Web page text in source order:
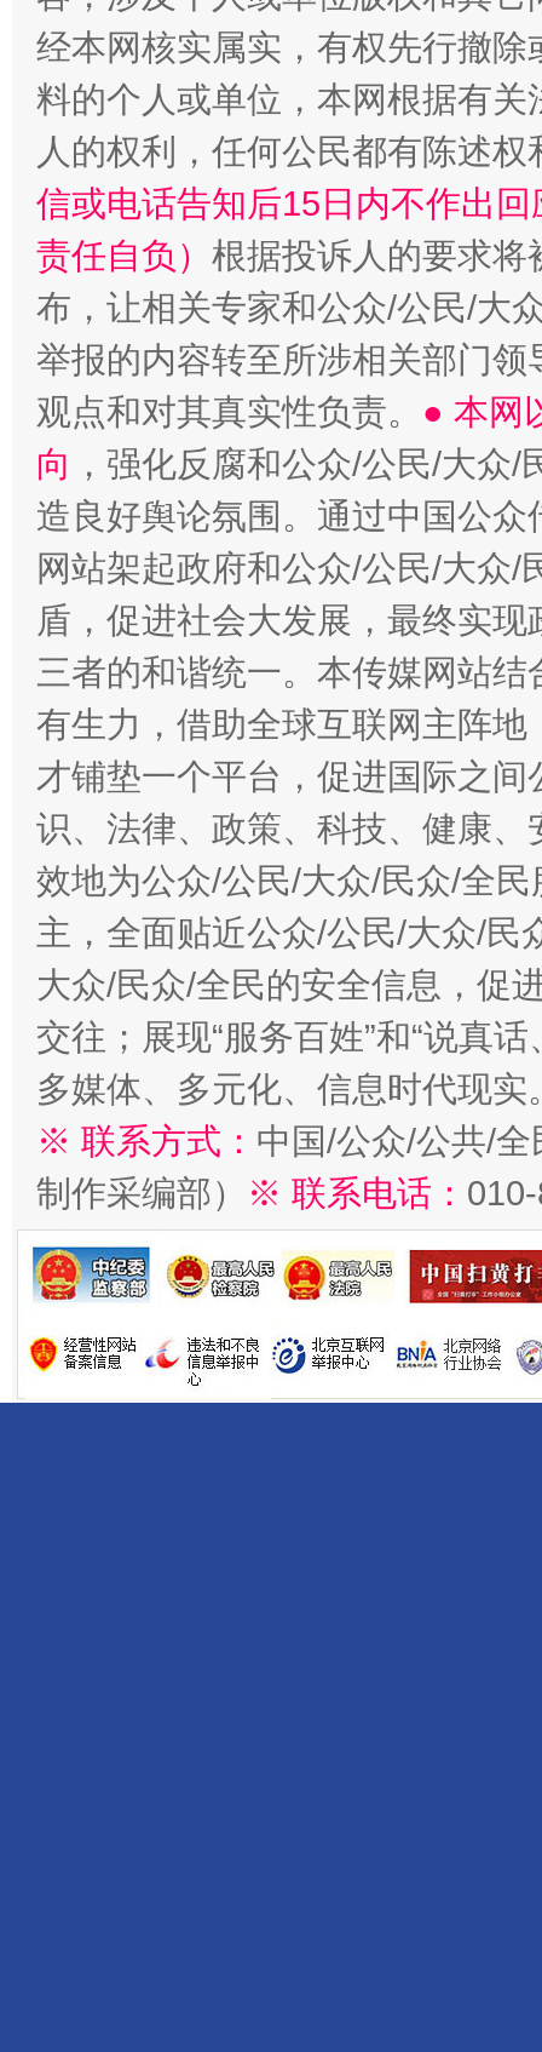
“蜀中异人”王建安的艺术幻境
经本网核实属实，有权先行撤
料的个人或单位，本网根据有
人的权利，任何公民都有陈述
信或电话告知后15日内不作出
责任自负） 根据投诉人的要求将
布，让相关专家和公众/公民/大
举报的内容转至所涉相关部门
观点和对其真实性负责。 ● 本网
向 ，强化反腐和公众/公民/大众
造良好舆论氛围。通过中国公
网站架起政府和公众/公民/大众
盾，促进社会大发展，最终实
三者的和谐统一。本传媒网站
有生力，借助全球互联网主阵
才铺垫一个平台，促进国际之
识、法律、政策、科技、健康
效地为公众/公民/大众/民众/全
主，全面贴近公众/公民/大众/民
大众/民众/全民的安全信息，促
交往；展现“服务百姓”和“说真
多媒体、多元化、信息时代现实
※ 联系方式： 中国/公众/公共/
制作采编部）
※ 联系电话：